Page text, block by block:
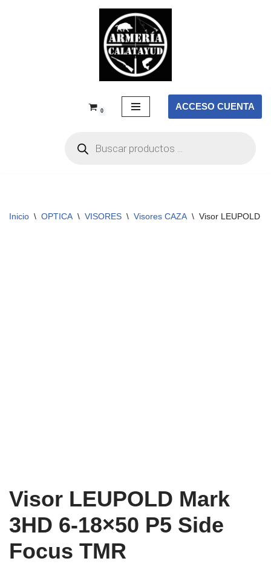
0 ACCESO CUENTA
Inicio \ OPTICA \ VISORES \ Visores CAZA \ Visor LEUPOLD
Visor LEUPOLD Mark
3HD 6-18×50 P5 Side
Focus TMR